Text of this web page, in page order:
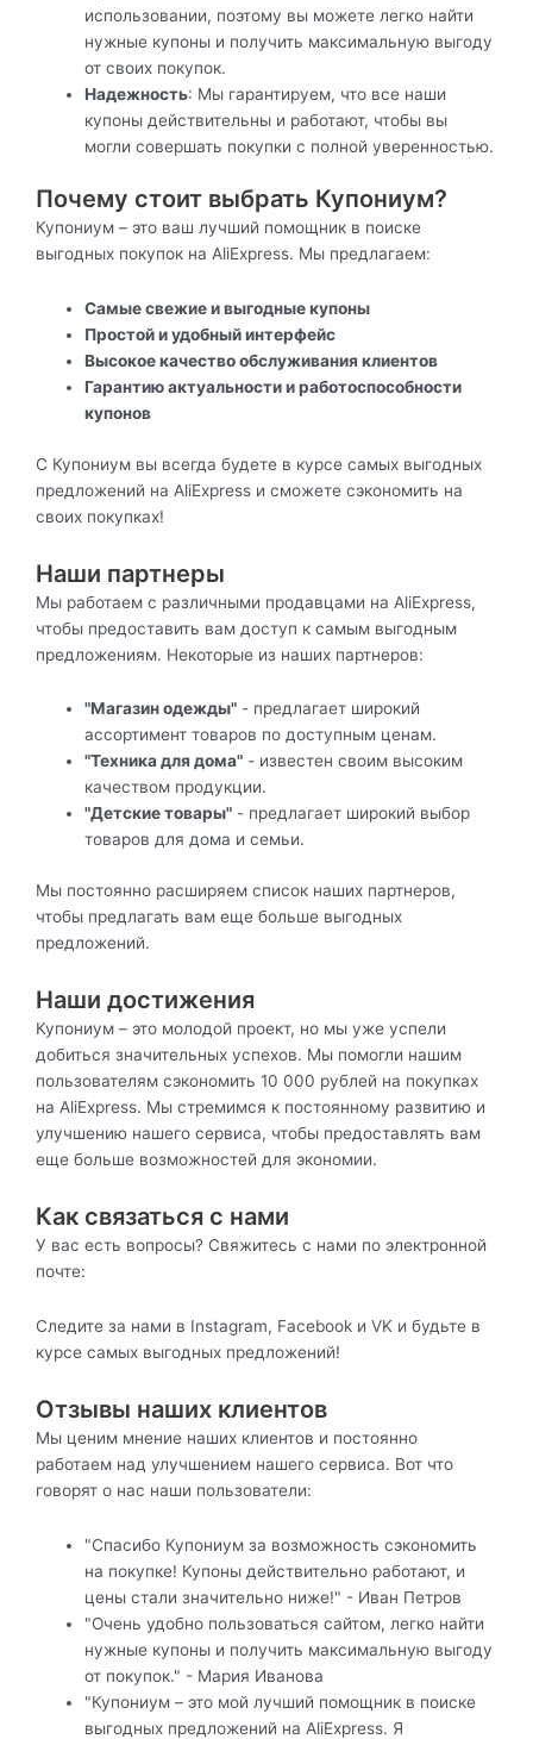
использовании, поэтому вы можете легко найти
нужные купоны и получить максимальную выгоду
от своих покупок.
Надежность: Мы гарантируем, что все наши
купоны действительны и работают, чтобы вы
могли совершать покупки с полной уверенностью.
Почему стоит выбрать Купониум?
Купониум – это ваш лучший помощник в поиске
выгодных покупок на AliExpress. Мы предлагаем:
Самые свежие и выгодные купоны
Простой и удобный интерфейс
Высокое качество обслуживания клиентов
Гарантию актуальности и работоспособности
купонов
С Купониум вы всегда будете в курсе самых выгодных
предложений на AliExpress и сможете сэкономить на
своих покупках!
Наши партнеры
Мы работаем с различными продавцами на AliExpress,
чтобы предоставить вам доступ к самым выгодным
предложениям. Некоторые из наших партнеров:
"Магазин одежды" - предлагает широкий
ассортимент товаров по доступным ценам.
"Техника для дома" - известен своим высоким
качеством продукции.
"Детские товары" - предлагает широкий выбор
товаров для дома и семьи.
Мы постоянно расширяем список наших партнеров,
чтобы предлагать вам еще больше выгодных
предложений.
Наши достижения
Купониум – это молодой проект, но мы уже успели
добиться значительных успехов. Мы помогли нашим
пользователям сэкономить 10 000 рублей на покупках
на AliExpress. Мы стремимся к постоянному развитию и
улучшению нашего сервиса, чтобы предоставлять вам
еще больше возможностей для экономии.
Как связаться с нами
У вас есть вопросы? Свяжитесь с нами по электронной
почте:
Следите за нами в Instagram, Facebook и VK и будьте в
курсе самых выгодных предложений!
Отзывы наших клиентов
Мы ценим мнение наших клиентов и постоянно
работаем над улучшением нашего сервиса. Вот что
говорят о нас наши пользователи:
"Спасибо Купониум за возможность сэкономить
на покупке! Купоны действительно работают, и
цены стали значительно ниже!" - Иван Петров
"Очень удобно пользоваться сайтом, легко найти
нужные купоны и получить максимальную выгоду
от покупок." - Мария Иванова
"Купониум – это мой лучший помощник в поиске
выгодных предложений на AliExpress. Я